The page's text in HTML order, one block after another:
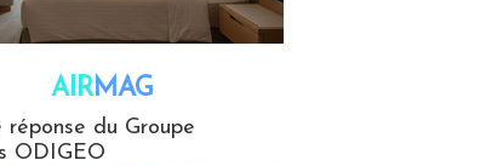
AIRMAG
du Groupe
ODIGEO